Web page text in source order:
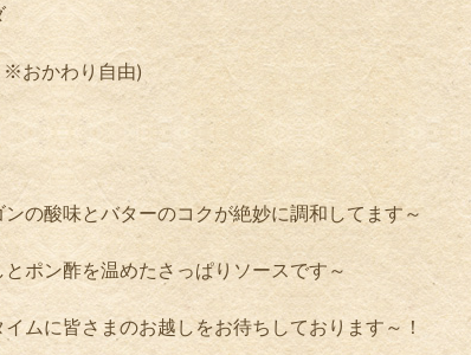
おかわり自由)
の酸味とバターのコクが絶妙に調和してます～
ポン酢を温めたさっぱりソースです～
ムに皆さまのお越しをお待ちしております～！